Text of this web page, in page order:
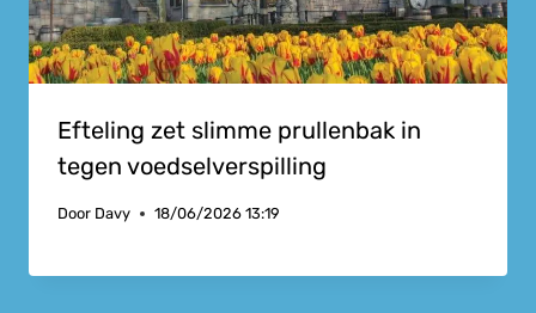
Efteling zet slimme prullenbak in
tegen voedselverspilling
Door Davy 18/06/2026 13:19